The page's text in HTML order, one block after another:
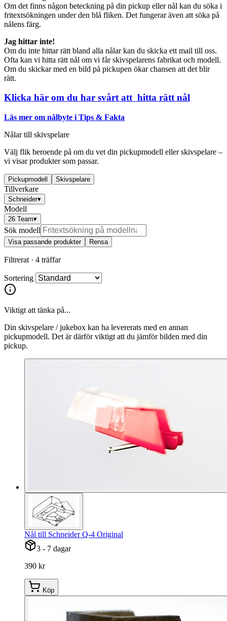
Om det finns någon beteckning på din pickup eller nål kan du söka i
fritextsökningen under den blå fliken. Det fungerar även att söka på
nålens färg.
Jag hittar inte!
Om du inte hittar rätt bland alla nålar kan du skicka ett mail till oss.
Ofta kan vi hitta rätt nål om vi får skivspelarens fabrikat och modell.
Om du skickar med en bild på pickupen ökar chansen att det blir
rätt.
Klicka här om du har svårt att hitta rätt nål
Läs mer om nålbyte i Tips & Fakta
Nålar till skivspelare
Välj flik beroende på om du vet din pickupmodell eller skivspelare –
vi visar produkter som passar.
Pickupmodell Skivspelare
Tillverkare
Schneider▾
Modell
26 Team▾
Sök modell
Visa passande produkter Rensa
Filtrerat · 4 träffar
Sortering
Viktigt att tänka på...
Din skivspelare / jukebox kan ha levererats med en annan
pickupmodell. Det är därför viktigt att du jämför bilden med din
pickup.
Nål till Schneider Q-4 Original
3 - 7 dagar
390 kr
Köp